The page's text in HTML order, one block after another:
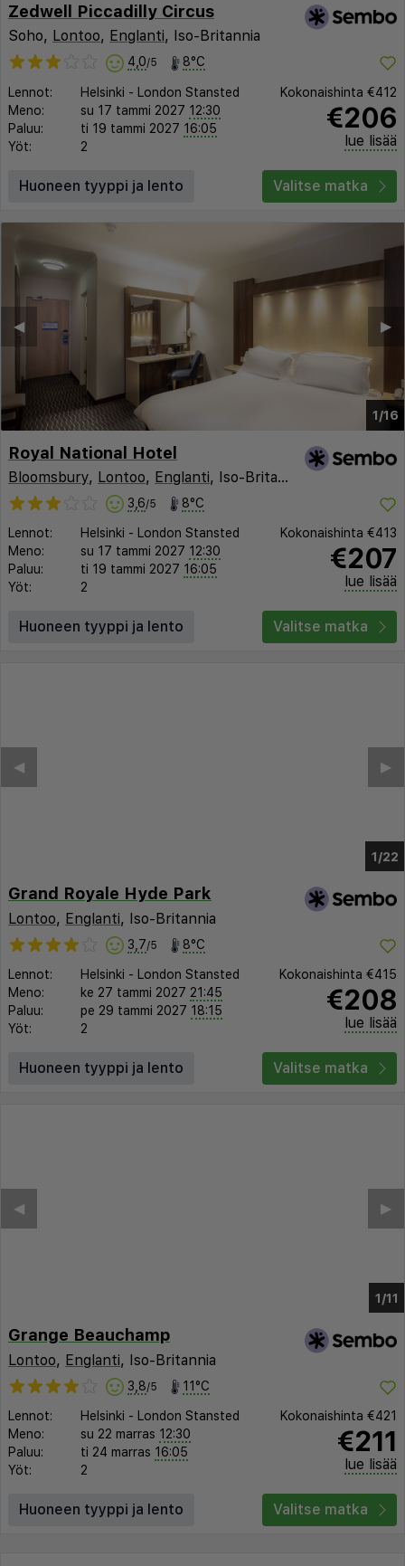
Zedwell Piccadilly Circus
Soho, Lontoo, Englanti, Iso-Britannia
4,0/5 8°C
Lennot: Helsinki - London Stansted
Meno:
su 17 tammi 2027 12:30
Paluu:
ti 19 tammi 2027 16:05
Yöt:
2
Kokonaishinta €412
€206
lue lisää
Huoneen tyyppi ja lento Valitse matka
1/16
▶︎
◀︎
Royal National Hotel
Bloomsbury, Lontoo, Englanti, Iso-Britannia
3,6/5 8°C
Lennot: Helsinki - London Stansted
Meno:
su 17 tammi 2027 12:30
Paluu:
ti 19 tammi 2027 16:05
Yöt:
2
Kokonaishinta €413
€207
lue lisää
Huoneen tyyppi ja lento Valitse matka
1/18
▶︎
◀︎
Grand Royale Hyde Park
Lontoo, Englanti, Iso-Britannia
3,7/5 8°C
Lennot: Helsinki - London Stansted
Meno:
ke 27 tammi 2027 21:45
Paluu:
pe 29 tammi 2027 18:15
Yöt:
2
Kokonaishinta €415
€208
lue lisää
Huoneen tyyppi ja lento Valitse matka
1/7
▶︎
◀︎
Grange Beauchamp
Lontoo, Englanti, Iso-Britannia
3,8/5 11°C
Lennot: Helsinki - London Stansted
Meno:
su 22 marras 12:30
Paluu:
ti 24 marras 16:05
Yöt:
2
Kokonaishinta €421
€211
lue lisää
Huoneen tyyppi ja lento Valitse matka